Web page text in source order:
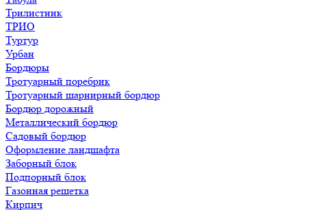
Трилистник
ТРИО
Туртур
Урбан
Бордюры
Тротуарный поребрик
Тротуарный шарнирный бордюр
Бордюр дорожный
Металлический бордюр
Садовый бордюр
Оформление ландшафта
Заборный блок
Подпорный блок
Газонная решетка
Кирпич